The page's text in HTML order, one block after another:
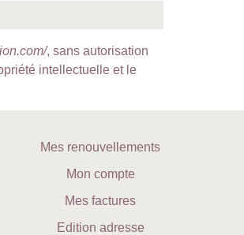
, sans autorisation
intellectuelle et le
Mes renouvellements
Mon compte
Mes factures
Edition adresse